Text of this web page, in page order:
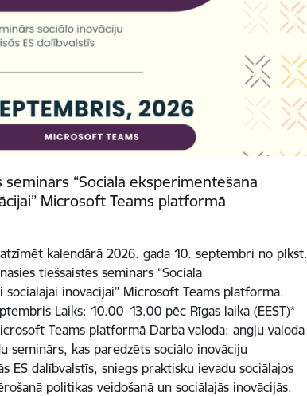
“Sociālā eksperimentēšana
Microsoft Teams platformā
kalendārā 2026. gada 10. septembri no plkst.
tiešsaistes seminārs “Sociālā
inovācijai” Microsoft Teams platformā.
Laiks: 10.00–13.00 pēc Rīgas laika (EEST)*
Teams platformā Darba valoda: angļu valoda
seminārs, kas paredzēts sociālo inovāciju
ES dalībvalstīs, sniegs praktisku ievadu sociālajos
politikas veidošanā un sociālajās inovācijās.